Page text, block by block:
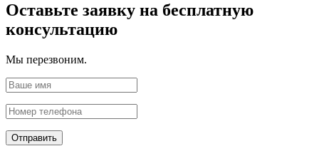
Оставьте заявку на бесплатную
консультацию
Мы перезвоним.
Отправить